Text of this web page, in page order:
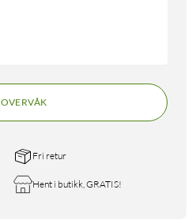
OVERVÅK
Fri retur
Hent i butikk, GRATIS!